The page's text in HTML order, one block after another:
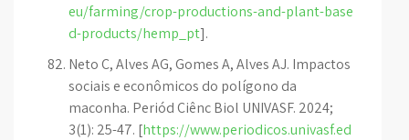
eu/farming/crop-productions-and-plant-base
d-products/hemp_pt].
Neto C, Alves AG, Gomes A, Alves AJ. Impactos
sociais e econômicos do polígono da
maconha. Periód Ciênc Biol UNIVASF. 2024;
3(1): 25-47. [https://www.periodicos.univasf.ed